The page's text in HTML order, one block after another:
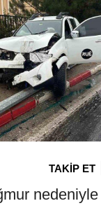
TAKİP ET
nedeniyle